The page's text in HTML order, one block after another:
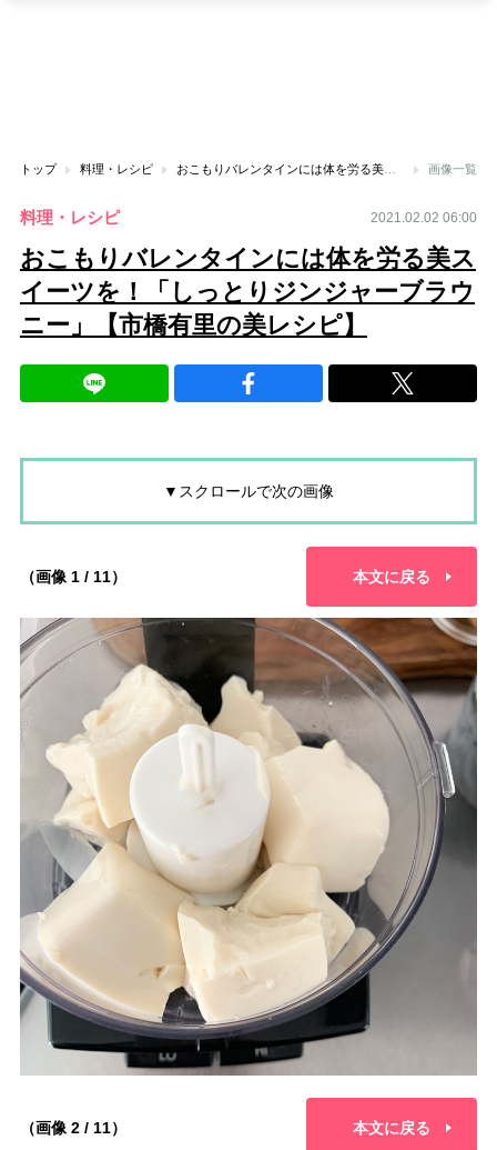
トップ 料理・レシピ おこもりバレンタインには体を労る美スイーツを！「しっとりジンジャーブラウニー」【市橋有里の美レシピ】 画像一覧
料理・レシピ 2021.02.02 06:00
おこもりバレンタインには体を労る美ス
イーツを！「しっとりジンジャーブラウ
ニー」【市橋有里の美レシピ】
▼スクロールで次の画像
（画像 1 / 11） 本文に戻る
（画像 2 / 11） 本文に戻る